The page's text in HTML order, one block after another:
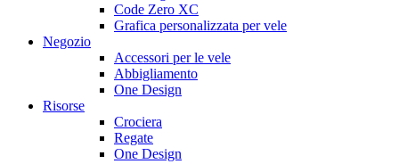
Code Zero XC
Grafica personalizzata per vele
Negozio
Accessori per le vele
Abbigliamento
One Design
Risorse
Crociera
Regate
One Design